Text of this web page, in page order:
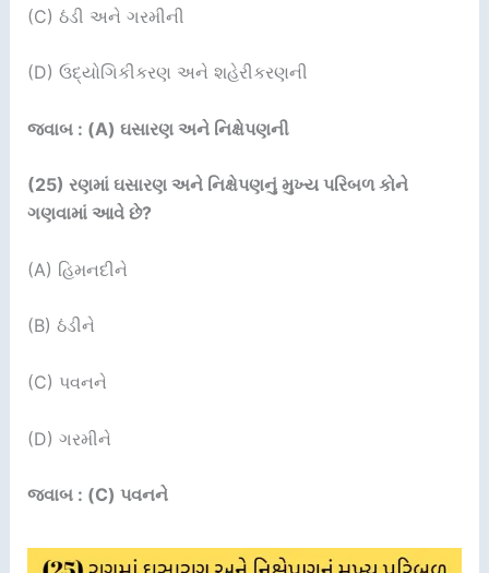
(C) ઠંડી અને ગરમીની
(D) ઉદ્યોગિકીકરણ અને શહેરીકરણની
જવાબ : (A) ઘસારણ અને નિક્ષેપણની
(25) રણમાં ઘસારણ અને નિક્ષેપણનું મુખ્ય પરિબળ કોને
ગણવામાં આવે છે?
(A) હિમનદીને
(B) ઠંડીને
(C) પવનને
(D) ગરમીને
જવાબ : (C) પવનને